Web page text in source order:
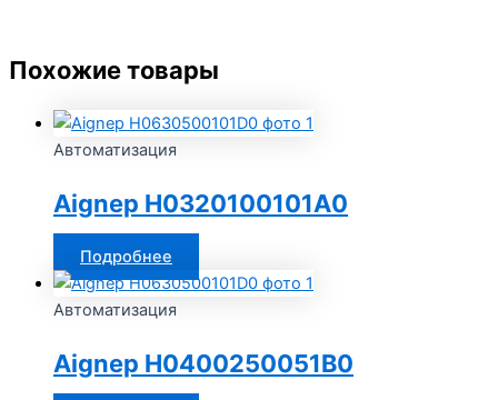
Похожие товары
Автоматизация
Aignep H0320100101A0
Подробнее
Автоматизация
Aignep H0400250051B0